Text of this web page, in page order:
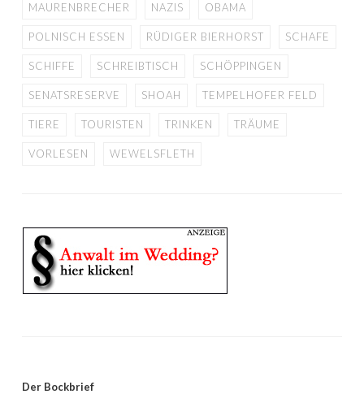
MAURENBRECHER NAZIS OBAMA
POLNISCH ESSEN RÜDIGER BIERHORST SCHAFE
SCHIFFE SCHREIBTISCH SCHÖPPINGEN
SENATSRESERVE SHOAH TEMPELHOFER FELD
TIERE TOURISTEN TRINKEN TRÄUME
VORLESEN WEWELSFLETH
Der Bockbrief